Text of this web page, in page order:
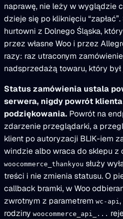
naprawę, nie leży w wyglądzie
dzieje się po kliknięciu
hurtowni z Dolnego Śląska,
przez własne Woo i przez
razy: raz utraconym
nadsprzedażą towaru, który
Status zamówienia ustala
serwera, nigdy powrót
podziękowania. Powrót na
zdarzenie przeglądarki, a
klient po autoryzacji BLIK-iem
windzie albo wraca do sklepu z
woocommerce_thankyou służy
treści i nie zmienia statusu. O
callback bramki, w Woo
zwrotnym z parametrem wc-api
rodziny woocommerce_api_...